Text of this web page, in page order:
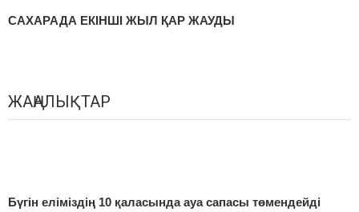
САХАРАДА ЕКІНШІ ЖЫЛ ҚАР ЖАУДЫ
ЖАҢАЛЫҚТАР
Бүгін еліміздің 10 қаласында ауа сапасы төмендейді